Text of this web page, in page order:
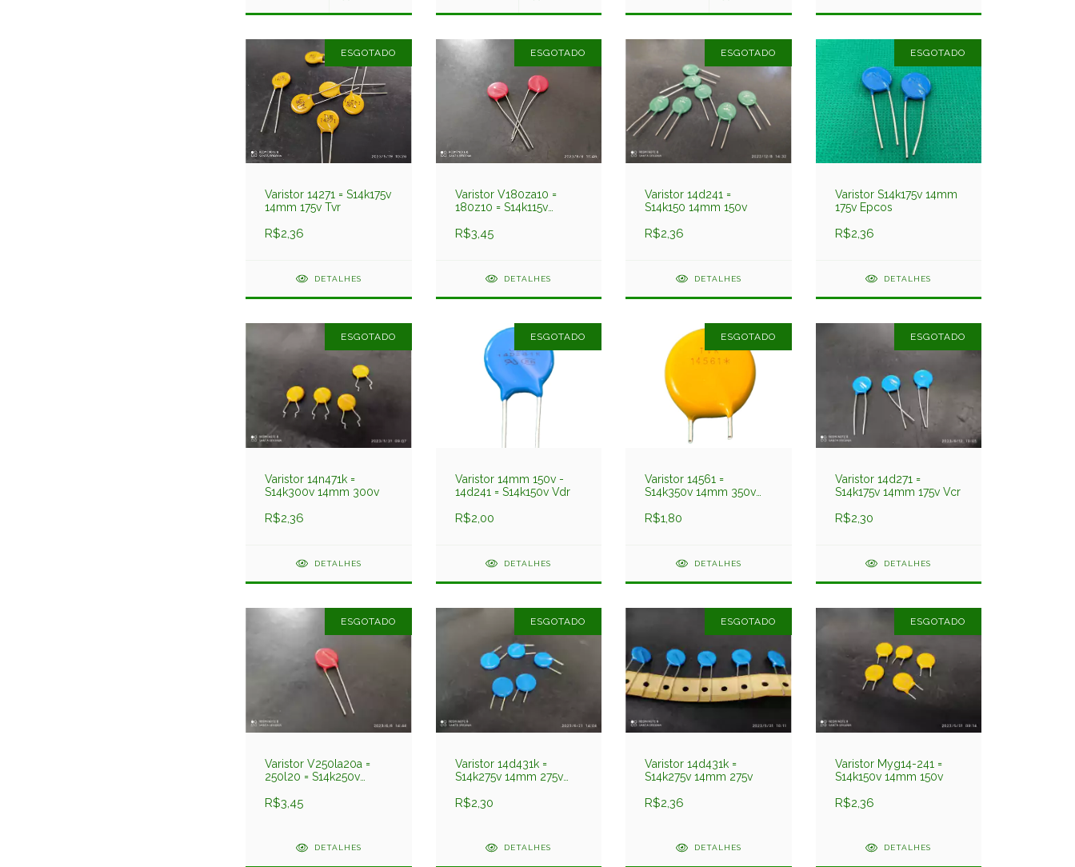
ESGOTADO
Varistor 14271 = S14k175v
14mm 175v Tvr
R$2,36
DETALHES
ESGOTADO
Varistor V180za10 =
180z10 = S14k115v
R$3,45
DETALHES
ESGOTADO
Varistor 14d241 =
S14k150 14mm 150v
R$2,36
DETALHES
ESGOTADO
Varistor S14k175v 14mm
175v Epcos
R$2,36
DETALHES
ESGOTADO
Varistor 14n471k =
S14k300v 14mm 300v
R$2,36
DETALHES
ESGOTADO
Varistor 14mm 150v -
14d241 = S14k150v Vdr
R$2,00
DETALHES
ESGOTADO
Varistor 14561 =
S14k350v 14mm 350v
R$1,80
DETALHES
ESGOTADO
Varistor 14d271 =
S14k175v 14mm 175v Vcr
R$2,30
DETALHES
ESGOTADO
Varistor V250la20a =
250l20 = S14k250v
R$3,45
DETALHES
ESGOTADO
Varistor 14d431k =
S14k275v 14mm 275v
R$2,30
DETALHES
ESGOTADO
Varistor 14d431k =
S14k275v 14mm 275v
R$2,36
DETALHES
ESGOTADO
Varistor Myg14-241 =
S14k150v 14mm 150v
R$2,36
DETALHES